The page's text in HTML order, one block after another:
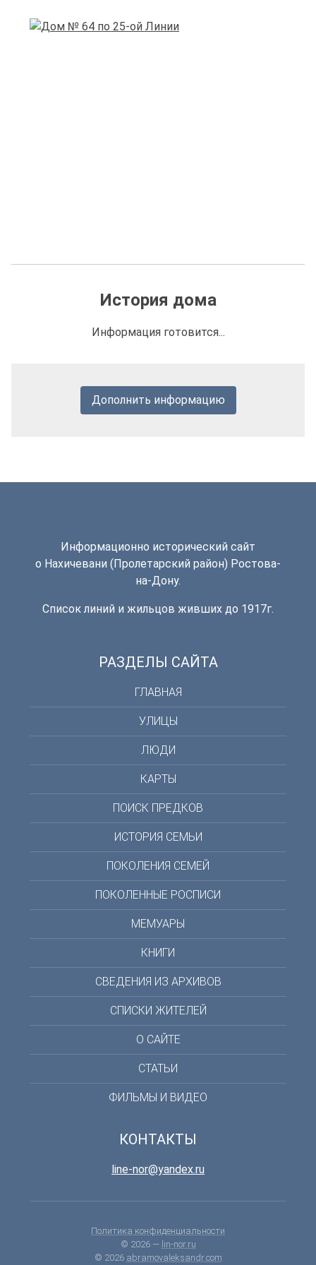
История дома
Информация готовится...
Дополнить информацию
Информационно исторический сайт
о Нахичевани (Пролетарский район) Ростова-
на-Дону.
Список линий и жильцов живших до 1917г.
РАЗДЕЛЫ САЙТА
ГЛАВНАЯ
УЛИЦЫ
ЛЮДИ
КАРТЫ
ПОИСК ПРЕДКОВ
ИСТОРИЯ СЕМЬИ
ПОКОЛЕНИЯ СЕМЕЙ
ПОКОЛЕННЫЕ РОСПИСИ
МЕМУАРЫ
КНИГИ
СВЕДЕНИЯ ИЗ АРХИВОВ
СПИСКИ ЖИТЕЛЕЙ
О САЙТЕ
СТАТЬИ
ФИЛЬМЫ И ВИДЕО
КОНТАКТЫ
line-nor@yandex.ru
Политика конфиденциальности
© 2026 — lin-nor.ru
© 2026 abramovaleksandr.com